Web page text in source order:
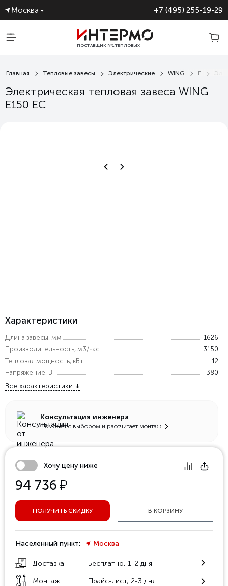
Москва +7 (495) 255-19-29
ПОСТАВЩИК №1 ТЕПЛОВЫХ
Главная Тепловые завесы Электрические WING E
Электрическая тепловая завеса WING
E150 EC
Характеристики
Длина завесы, мм
1626
Производительность, м3/час
3150
Тепловая мощность, кВт
12
Напряжение, В
380
Все характеристики
Консультация инженера
Поможет с выбором и рассчитает монтаж
Хочу цену ниже
94 736у
ПОЛУЧИТЬ СКИДКУ В КОРЗИНУ
Населенный пункт: Москва
Доставка Бесплатно, 1-2 дня
Монтаж Прайс-лист, 2-3 дня